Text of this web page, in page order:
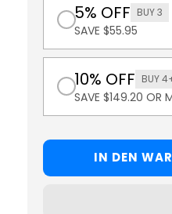
5% OFF BUY 3
SAVE $55.95
10% OFF BUY
SAVE $149.20 OR
IN DEN